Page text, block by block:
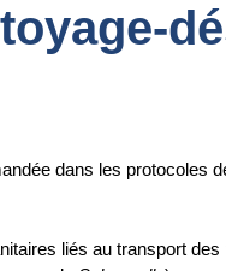
dans les
liés au transport